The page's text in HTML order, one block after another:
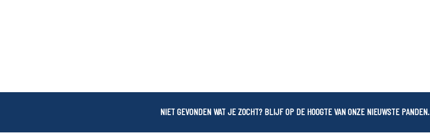
NIET GEVONDEN WAT JE ZOCHT? BLIJF OP DE HOOGTE VAN ONZE NIEUWSTE PANDEN.